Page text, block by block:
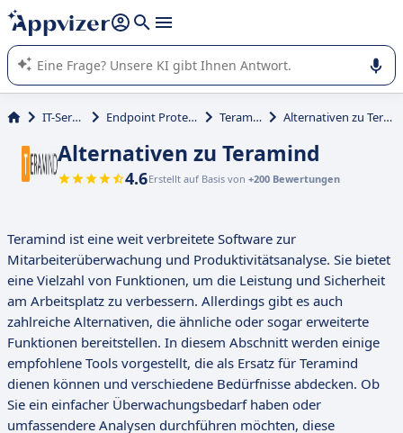
beantworten (mehrere Zeilen mit
Die KI von Appvizer führt Sie bei der Nutzung oder Auswahl
von SaaS-Software in Unternehmen.
IT-Service Endpoint Protection Teramind Alternativen zu Teramind
Alternativen zu Teramind
4.6Erstellt auf Basis von +200 Bewertungen
Teramind ist eine weit verbreitete Software zur
Mitarbeiterüberwachung und Produktivitätsanalyse. Sie bietet
eine Vielzahl von Funktionen, um die Leistung und Sicherheit
am Arbeitsplatz zu verbessern. Allerdings gibt es auch
zahlreiche Alternativen, die ähnliche oder sogar erweiterte
Funktionen bereitstellen. In diesem Abschnitt werden einige
empfohlene Tools vorgestellt, die als Ersatz für Teramind
dienen können und verschiedene Bedürfnisse abdecken. Ob
Sie ein einfacher Überwachungsbedarf haben oder
umfassendere Analysen durchführen möchten, diese